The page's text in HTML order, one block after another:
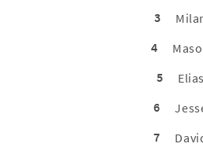
3
4
5
Elias
6
7